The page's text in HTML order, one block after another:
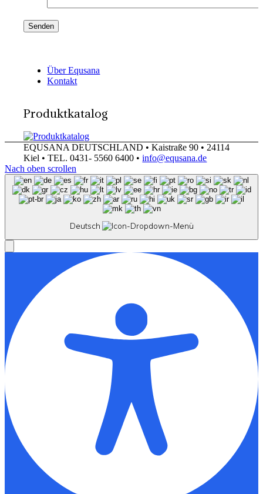
Über Equsana
Kontakt
Produktkatalog
EQUSANA DEUTSCHLAND • Kaistraße 90 • 24114
Kiel • TEL. 0431- 5560 6400 •info@equsana.de
Nach oben scrollen
Deutsch